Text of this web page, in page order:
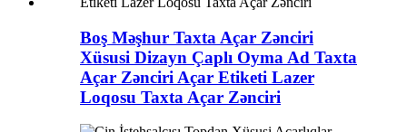
Boş Məşhur Taxta Açar Zənciri
Xüsusi Dizayn Çaplı Oyma Ad Taxta
Açar Zənciri Açar Etiketi Lazer
Loqosu Taxta Açar Zənciri